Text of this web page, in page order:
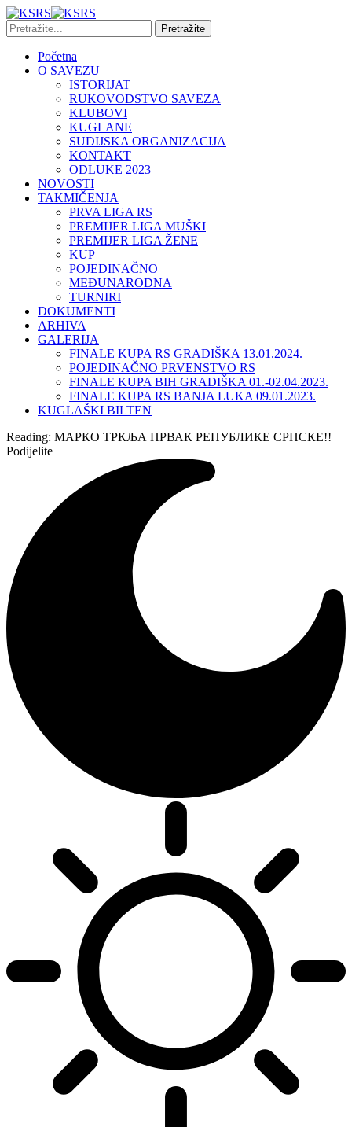
Početna
O SAVEZU
ISTORIJAT
RUKOVODSTVO SAVEZA
KLUBOVI
KUGLANE
SUDIJSKA ORGANIZACIJA
KONTAKT
ODLUKE 2023
NOVOSTI
TAKMIČENJA
PRVA LIGA RS
PREMIJER LIGA MUŠKI
PREMIJER LIGA ŽENE
KUP
POJEDINAČNO
MEĐUNARODNA
TURNIRI
DOKUMENTI
ARHIVA
GALERIJA
FINALE KUPA RS GRADIŠKA 13.01.2024.
POJEDINAČNO PRVENSTVO RS
FINALE KUPA BIH GRADIŠKA 01.-02.04.2023.
FINALE KUPA RS BANJA LUKA 09.01.2023.
KUGLAŠKI BILTEN
Reading: МАРКО ТРКЉА ПРВАК РЕПУБЛИКЕ СРПСКЕ!!
Podijelite